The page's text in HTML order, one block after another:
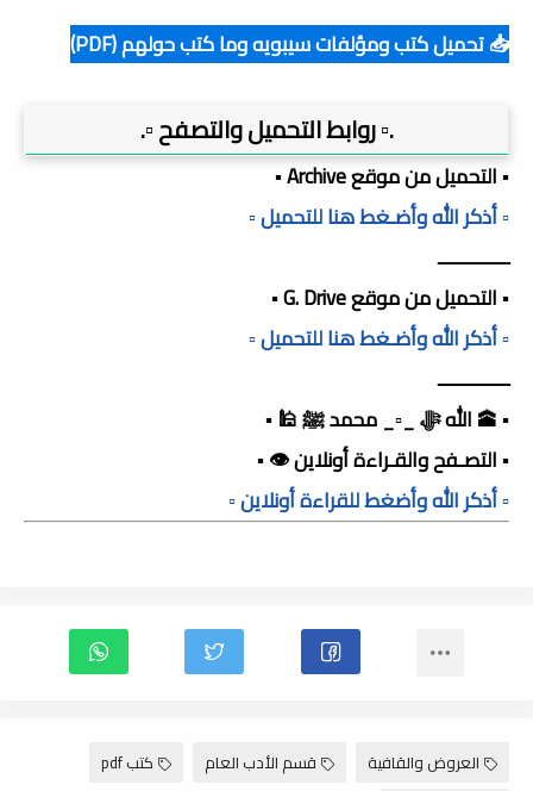
📥 تحميل كتب ومؤلفات سيبويه وما كتب حولهم (PDF)
.▫️ روابط التحميل والتصفح ▫️.
▪️ التحميل من موقع Archive ▪️
▫️ أذكر الله وأضـغط هنا للتحميل ▫️
ـــــــــــــــ
▪️ التحميل من موقع G. Drive ▪️
▫️ أذكر الله وأضـغط هنا للتحميل ▫️
ـــــــــــــــ
▪️ 🕋 الله ﷻ _▫️_ محمد ﷺ 🕌 ▪️
▪️ التصـفح والقـراءة أونلاين 👁️ ▪️
▫️ أذكر الله وأضغط للقراءة أونلاين ▫️
العروض والقافية قسم الأدب العام
كتب pdf